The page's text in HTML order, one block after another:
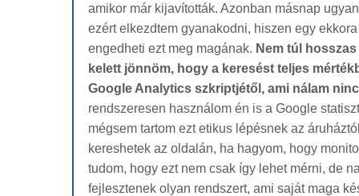
amikor már kijavították. Azonban másnap
ezért elkezdtem gyanakodni, hiszen egy
engedheti ezt meg magának. Nem túl
kelett jönnöm, hogy a keresést teljes
Google Analytics szkriptjétől, ami nálam
rendszeresen használom én is a Google
mégsem tartom ezt etikus lépésnek az
kereshetek az oldalán, ha hagyom, hogy
tudom, hogy ezt nem csak így lehet mérni, de
fejlesztenek olyan rendszert, ami saját maga